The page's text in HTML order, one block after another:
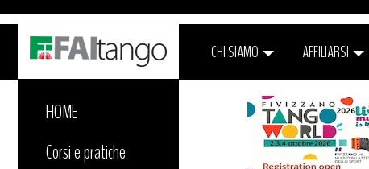
CHI SIAMO AFFILIARSI
HOME
Corsi e pratiche